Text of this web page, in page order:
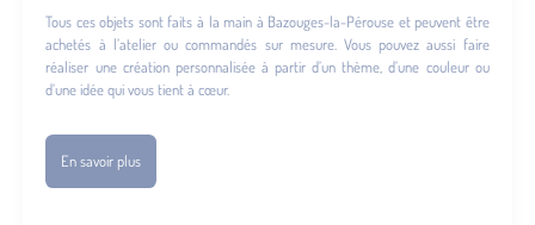
Tous ces objets sont faits à la main à Bazouges-la-Pérouse et peuvent être
achetés à l’atelier ou commandés sur mesure. Vous pouvez aussi faire
réaliser une création personnalisée à partir d’un thème, d’une couleur ou
d’une idée qui vous tient à cœur.
En savoir plus